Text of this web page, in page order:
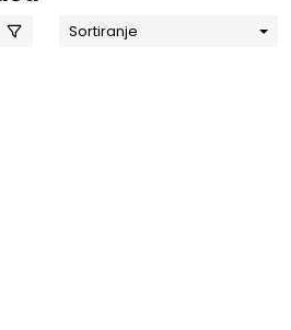
Sortiranje